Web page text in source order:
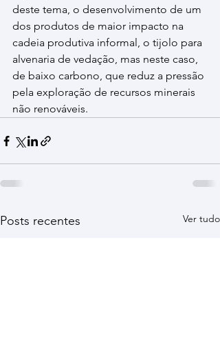
deste tema, o desenvolvimento de um
dos produtos de maior impacto na
cadeia produtiva informal, o tijolo para
alvenaria de vedação, mas neste caso,
de baixo carbono, que reduz a pressão
pela exploração de recursos minerais
não renováveis.
Posts recentes Ver tudo